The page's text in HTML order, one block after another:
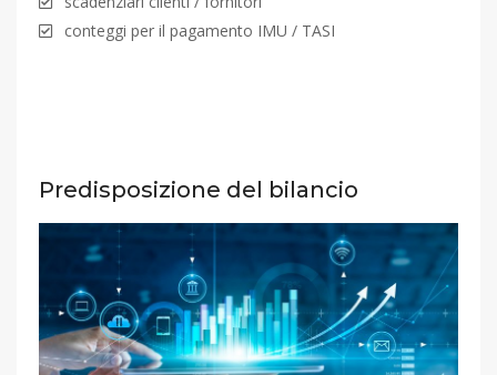
conteggi per il pagamento IMU / TASI
Predisposizione del bilancio